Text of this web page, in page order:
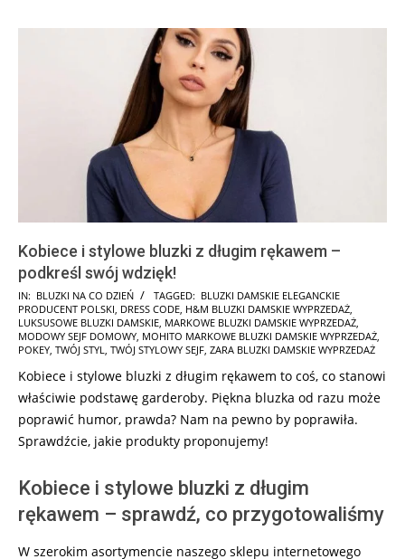
Kobiece i stylowe bluzki z długim rękawem –
podkreśl swój wdzięk!
2025-
01-
11
IN: BLUZKI NA CO DZIEŃ TAGGED: BLUZKI DAMSKIE ELEGANCKIE
PRODUCENT POLSKI DRESS CODE H&M BLUZKI DAMSKIE WYPRZEDAŻ
LUKSUSOWE BLUZKI DAMSKIE MARKOWE BLUZKI DAMSKIE WYPRZEDAŻ
MODOWY SEJF DOMOWY MOHITO MARKOWE BLUZKI DAMSKIE WYPRZEDAŻ
POKEY TWÓJ STYL TWÓJ STYLOWY SEJF ZARA BLUZKI DAMSKIE WYPRZEDAŻ
Kobiece i stylowe bluzki z długim rękawem to coś, co stanowi
właściwie podstawę garderoby. Piękna bluzka od razu może
poprawić humor, prawda? Nam na pewno by poprawiła.
Sprawdźcie, jakie produkty proponujemy!
Kobiece i stylowe bluzki z długim
rękawem – sprawdź, co przygotowaliśmy
W szerokim asortymencie naszego sklepu internetowego